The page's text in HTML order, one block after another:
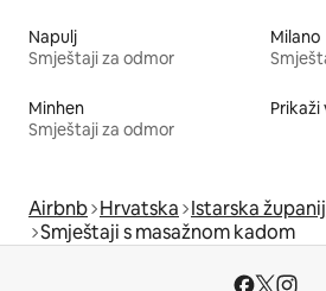
Napulj
Smještaji za odmor
Milano
Minhen
Smještaji za odmor
Prikaži
Airbnb Hrvatska Istarska
Smještaji s masažnom kadom